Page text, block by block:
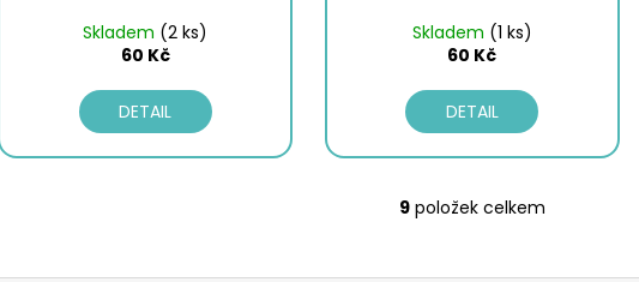
Skladem (2 ks)
60 Kč
DETAIL
Skladem (1 ks)
60 Kč
DETAIL
O
l
9 položek celkem